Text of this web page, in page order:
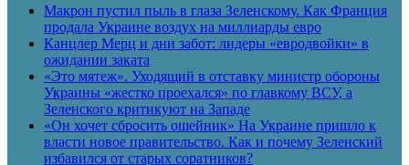
Макрон пустил пыль в глаза Зеленскому. Как Франция
продала Украине воздух на миллиарды евро
Канцлер Мерц и дни забот: лидеры «евродвойки» в
ожидании заката
«Это мятеж». Уходящий в отставку министр обороны
Украины «жестко проехался» по главкому ВСУ, а
Зеленского критикуют на Западе
«Он хочет сбросить ошейник» На Украине пришло к
власти новое правительство. Как и почему Зеленский
избавился от старых соратников?